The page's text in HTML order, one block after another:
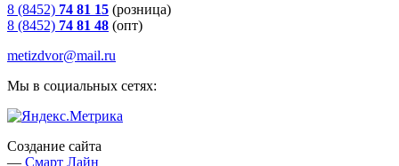
8 (8452) 74 81 15 (розница)
8 (8452) 74 81 48 (опт)
metizdvor@mail.ru
Мы в социальных сетях:
Создание сайта
— Смарт Лайн